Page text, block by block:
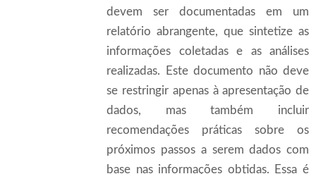
devem ser documentadas em um
relatório abrangente, que sintetize as
informações coletadas e as análises
realizadas. Este documento não deve
se restringir apenas à apresentação de
dados, mas também incluir
recomendações práticas sobre os
próximos passos a serem dados com
base nas informações obtidas. Essa é